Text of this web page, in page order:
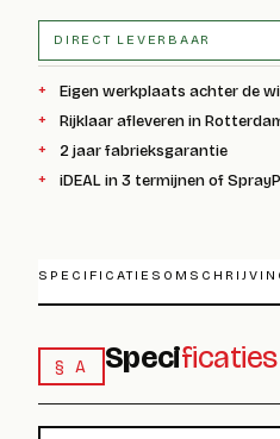
DIRECT LEVERBAAR
Eigen werkplaats achter de
Rijklaar afleveren in
2 jaar fabrieksgarantie
iDEAL in 3 termijnen of
SPECIFICATIES
§ A Specificaties